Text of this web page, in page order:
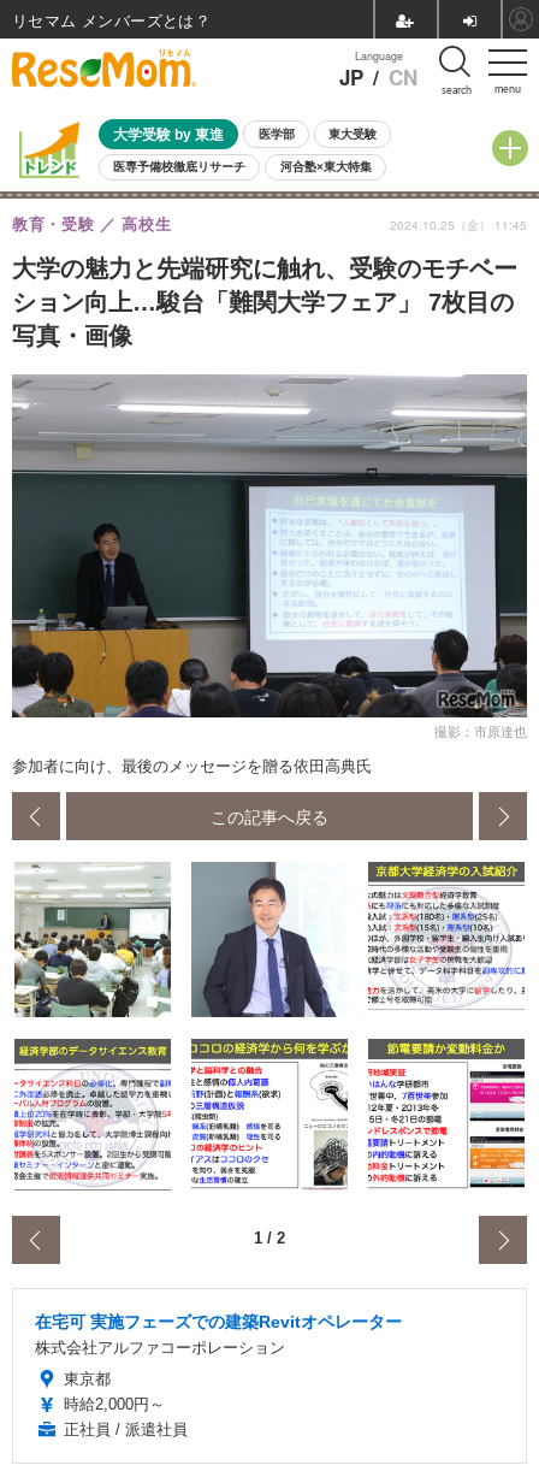
menu
Language
JP / CN search
大学受験 by 東進 医学部 東大受験
医専予備校徹底リサーチ 河合塾×東大特集
親子で考える大学選び 高校受験 中学受験 小学校受験
共通テスト 夏休み
8月開催イベント・WS 全国公立高校 過去問 人気記事
自由研究教材（小学生向け） 自由研究教材（中学生向け） ランキング
大学の魅力と先端研究に触れ、受験のモチベー
ション向上…駿台「難関大学フェア」 7枚目の
写真・画像
教育・受験 高校生 2024.10.25（金） 11:45
撮影：市原達也
参加者に向け、最後のメッセージを贈る依田高典氏
この記事へ戻る
1 / 2
在宅可 実施フェーズでの建築Revitオペレーター
株式会社アルファコーポレーション
東京都
時給2,000円～
正社員 / 派遣社員
リセマム メンバーズ